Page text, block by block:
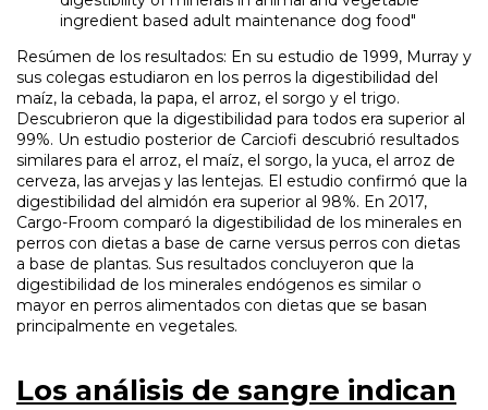
ingredient based adult maintenance dog food"
Resúmen de los resultados: En su estudio de 1999, Murray y
sus colegas estudiaron en los perros la digestibilidad del
maíz, la cebada, la papa, el arroz, el sorgo y el trigo.
Descubrieron que la digestibilidad para todos era superior al
99%. Un estudio posterior de Carciofi descubrió resultados
similares para el arroz, el maíz, el sorgo, la yuca, el arroz de
cerveza, las arvejas y las lentejas. El estudio confirmó que la
digestibilidad del almidón era superior al 98%. En 2017,
Cargo-Froom comparó la digestibilidad de los minerales en
perros con dietas a base de carne versus perros con dietas
a base de plantas. Sus resultados concluyeron que la
digestibilidad de los minerales endógenos es similar o
mayor en perros alimentados con dietas que se basan
principalmente en vegetales.
Los análisis de sangre indican